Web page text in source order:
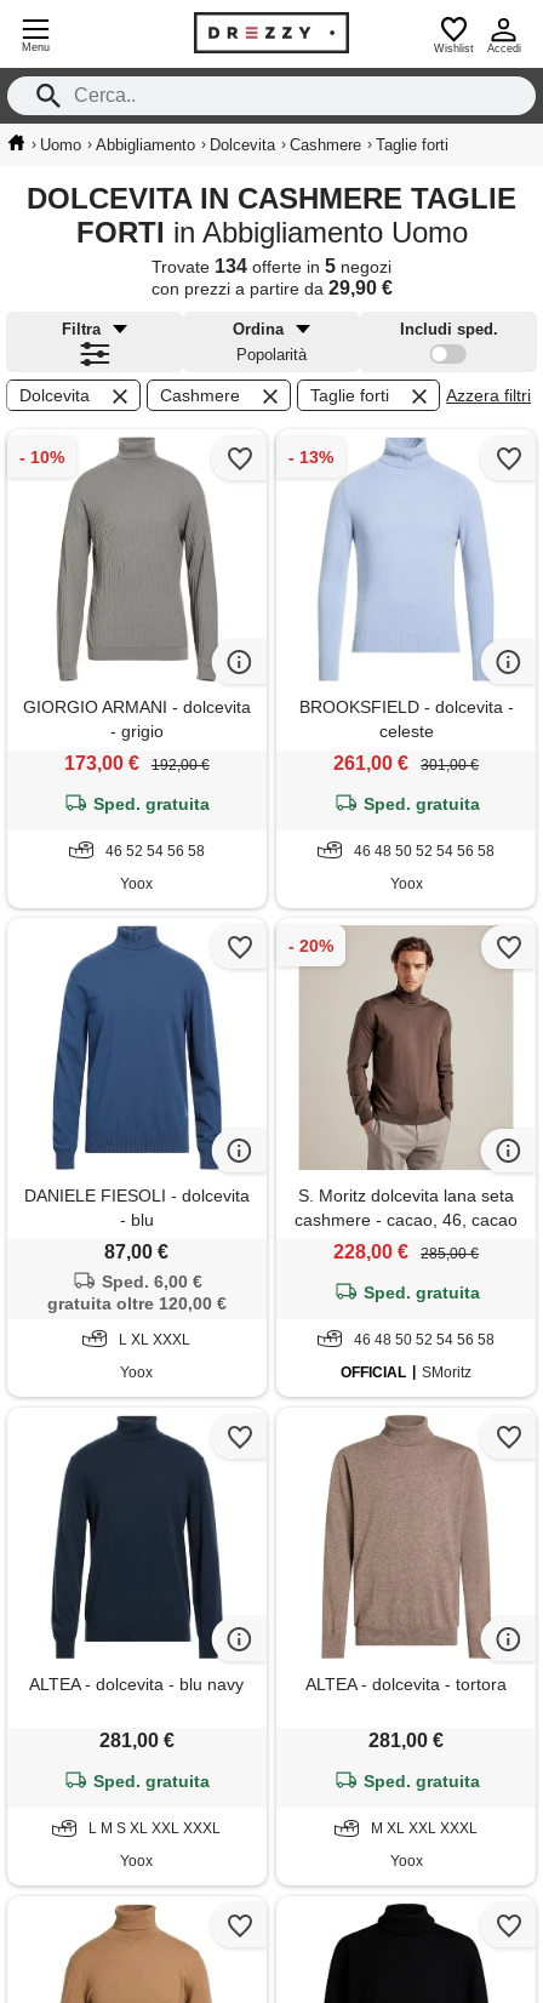
Menu Wishlist Accedi
› Uomo › Abbigliamento › Dolcevita › Cashmere › Taglie forti
DOLCEVITA IN CASHMERE TAGLIE
FORTI in Abbigliamento Uomo
Trovate 134 offerte in 5 negozi
con prezzi a partire da 29,90 €
Filtra
Ordina
Popolarità
Includi sped.
Dolcevita Cashmere Taglie forti Azzera filtri
GIORGIO ARMANI - dolcevita
- grigio
173,00 € 192,00 €
Sped. gratuita
46 52 54 56 58
Yoox
BROOKSFIELD - dolcevita -
celeste
261,00 € 301,00 €
Sped. gratuita
46 48 50 52 54 56 58
Yoox
DANIELE FIESOLI - dolcevita
- blu
87,00 €
Sped. 6,00 €
gratuita oltre 120,00 €
L XL XXXL
Yoox
S. Moritz dolcevita lana seta
cashmere - cacao, 46, cacao
228,00 € 285,00 €
Sped. gratuita
46 48 50 52 54 56 58
OFFICIAL
SMoritz
ALTEA - dolcevita - blu navy
281,00 €
Sped. gratuita
L M S XL XXL XXXL
Yoox
ALTEA - dolcevita - tortora
281,00 €
Sped. gratuita
M XL XXL XXXL
Yoox